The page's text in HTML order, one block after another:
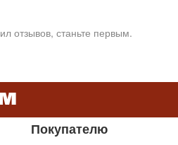
отзывов, станьте первым.
Покупателю